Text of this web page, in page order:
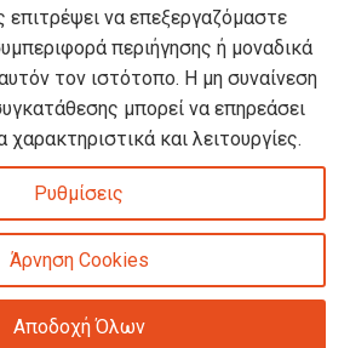
επιτρέψει να επεξεργαζόμαστε
περιήγησης ή μοναδικά
τον ιστότοπο. Η μη συναίνεση
μπορεί να επηρεάσει
και λειτουργίες.
Ρυθμίσεις
Άρνηση Cookies
Αποδοχή Όλων